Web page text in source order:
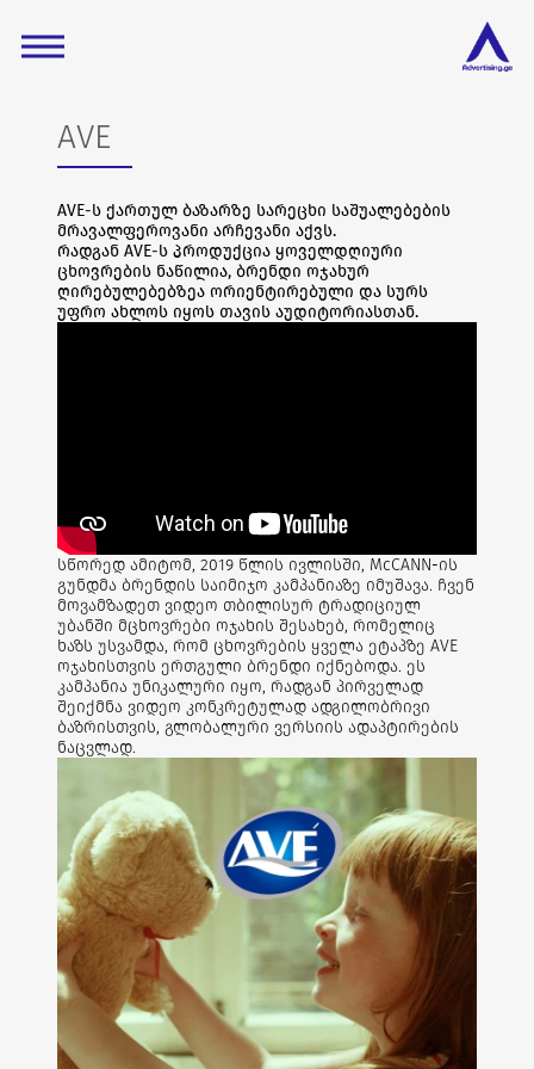
AVE
AVE-ს ქართულ ბაზარზე სარეცხი საშუალებების
მრავალფეროვანი არჩევანი აქვს.
რადგან AVE-ს პროდუქცია ყოველდღიური
ცხოვრების ნაწილია, ბრენდი ოჯახურ
ღირებულებებზეა ორიენტირებული და სურს
უფრო ახლოს იყოს თავის აუდიტორიასთან.
სწორედ ამიტომ, 2019 წლის ივლისში, McCANN-ის
გუნდმა ბრენდის საიმიჯო კამპანიაზე იმუშავა. ჩვენ
მოვამზადეთ ვიდეო თბილისურ ტრადიციულ
უბანში მცხოვრები ოჯახის შესახებ, რომელიც
ხაზს უსვამდა, რომ ცხოვრების ყველა ეტაპზე AVE
ოჯახისთვის ერთგული ბრენდი იქნებოდა. ეს
კამპანია უნიკალური იყო, რადგან პირველად
შეიქმნა ვიდეო კონკრეტულად ადგილობრივი
ბაზრისთვის, გლობალური ვერსიის ადაპტირების
ნაცვლად.